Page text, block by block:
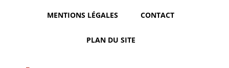
MENTIONS LÉGALES CONTACT
PLAN DU SITE